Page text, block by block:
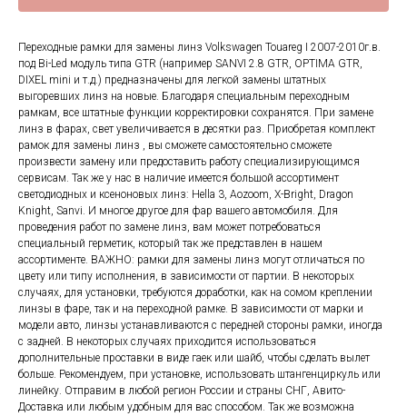
Переходные рамки для замены линз Volkswagen Touareg I 2007-2010г.в.
под Bi-Led модуль типа GTR (например SANVI 2.8 GTR, OPTIMA GTR,
DIXEL mini и т.д.) предназначены для легкой замены штатных
выгоревших линз на новые. Благодаря специальным переходным
рамкам, все штатные функции корректировки сохранятся. При замене
линз в фарах, свет увеличивается в десятки раз. Приобретая комплект
рамок для замены линз , вы сможете самостоятельно сможете
произвести замену или предоставить работу специализирующимся
сервисам. Так же у нас в наличие имеется большой ассортимент
светодиодных и ксеноновых линз: Hella 3, Aozoom, X-Bright, Dragon
Knight, Sanvi. И многое другое для фар вашего автомобиля. Для
проведения работ по замене линз, вам может потребоваться
специальный герметик, который так же представлен в нашем
ассортименте. ВАЖНО: рамки для замены линз могут отличаться по
цвету или типу исполнения, в зависимости от партии. В некоторых
случаях, для установки, требуются доработки, как на сомом креплении
линзы в фаре, так и на переходной рамке. В зависимости от марки и
модели авто, линзы устанавливаются с передней стороны рамки, иногда
с задней. В некоторых случаях приходится использоваться
дополнительные проставки в виде гаек или шайб, чтобы сделать вылет
больше. Рекомендуем, при установке, использовать штангенциркуль или
линейку. Отправим в любой регион России и страны СНГ, Авито-
Доставка или любым удобным для вас способом. Так же возможна